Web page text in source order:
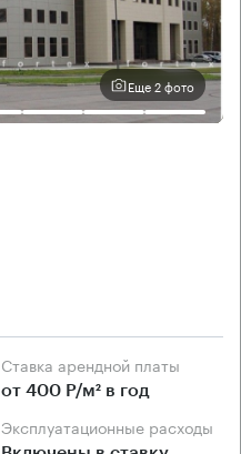
Еще 2 фото
Ставка арендной платы
от 400 Р/м² в год
Эксплуатационные расходы